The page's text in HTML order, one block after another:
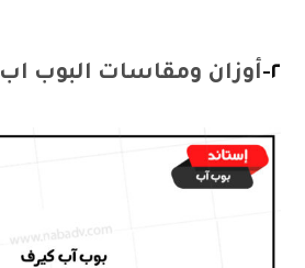
٢- أوزان ومقاسات البوب اب